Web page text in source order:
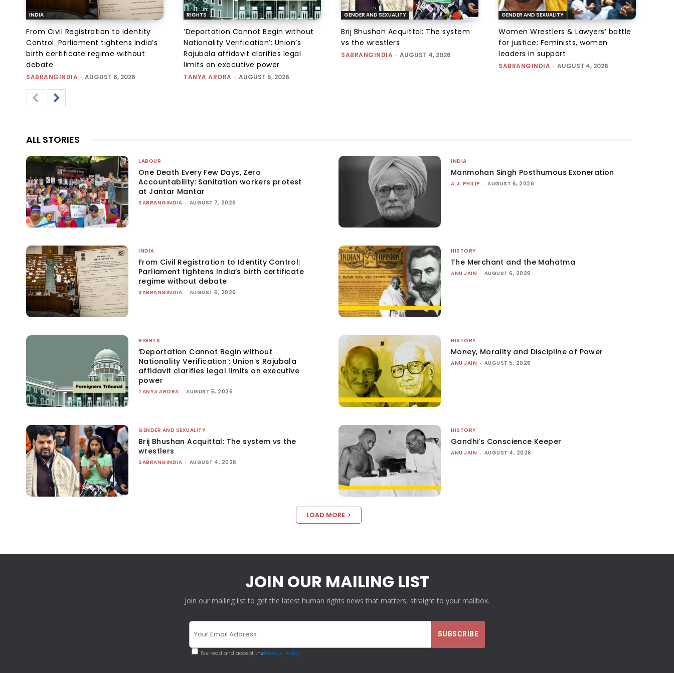
INDIA
From Civil Registration to Identity
Control: Parliament tightens India’s
birth certificate regime without
debate
SABRANGINDIA - AUGUST 6, 2026
RIGHTS
‘Deportation Cannot Begin without
Nationality Verification’: Union’s
Rajubala affidavit clarifies legal
limits on executive power
TANYA ARORA - AUGUST 5, 2026
GENDER AND SEXUALITY
Brij Bhushan Acquittal: The system
vs the wrestlers
SABRANGINDIA - AUGUST 4, 2026
GENDER AND SEXUALITY
Women Wrestlers & Lawyers’ battle
for justice: Feminists, women
leaders in support
SABRANGINDIA - AUGUST 4, 2026
ALL STORIES
LABOUR
One Death Every Few Days, Zero
Accountability: Sanitation workers protest
at Jantar Mantar
SABRANGINDIA - AUGUST 7, 2026
INDIA
Manmohan Singh Posthumous Exoneration
A.J. PHILIP - AUGUST 6, 2026
INDIA
From Civil Registration to Identity Control:
Parliament tightens India’s birth certificate
regime without debate
SABRANGINDIA - AUGUST 6, 2026
HISTORY
The Merchant and the Mahatma
ANU JAIN - AUGUST 6, 2026
RIGHTS
‘Deportation Cannot Begin without
Nationality Verification’: Union’s Rajubala
affidavit clarifies legal limits on executive
power
TANYA ARORA - AUGUST 5, 2026
HISTORY
Money, Morality and Discipline of Power
ANU JAIN - AUGUST 5, 2026
GENDER AND SEXUALITY
Brij Bhushan Acquittal: The system vs the
wrestlers
SABRANGINDIA - AUGUST 4, 2026
HISTORY
Gandhi’s Conscience Keeper
ANU JAIN - AUGUST 4, 2026
LOAD MORE
JOIN OUR MAILING LIST
Join our mailing list to get the latest human rights news that matters, straight to your mailbox.
I've read and accept thePrivacy Policy